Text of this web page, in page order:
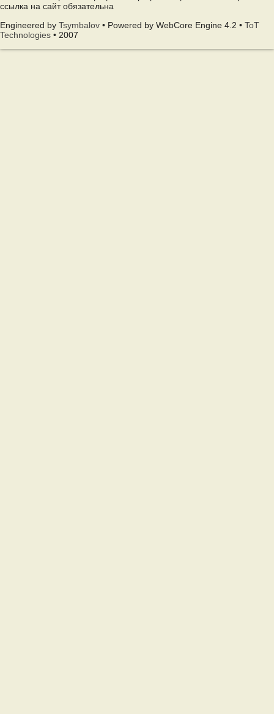
ссылка на сайт обязательна
Engineered by Tsymbalov • Powered by WebCore Engine 4.2 • ToT
Technologies • 2007